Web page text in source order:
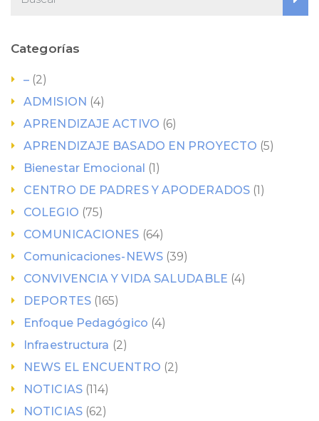
Categorías
– (2)
ADMISION (4)
APRENDIZAJE ACTIVO (6)
APRENDIZAJE BASADO EN PROYECTO (5)
Bienestar Emocional (1)
CENTRO DE PADRES Y APODERADOS(1)
COLEGIO (75)
COMUNICACIONES (64)
Comunicaciones-NEWS(39)
CONVIVENCIA Y VIDA SALUDABLE (4)
DEPORTES(165)
Enfoque Pedagógico (4)
Infraestructura (2)
NEWS EL ENCUENTRO (2)
NOTICIAS(114)
NOTICIAS(62)